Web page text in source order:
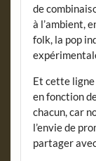
de
à l’ambient,
folk, la pop
Et cette
en fonction
chacun, car
l’envie de
partager